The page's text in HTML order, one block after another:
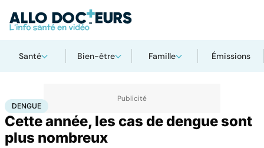
Santé Bien-être Famille Émissions
AccueilSanté Maladies infectieuses
DENGUE
Cette année, les cas de dengue sont
plus nombreux